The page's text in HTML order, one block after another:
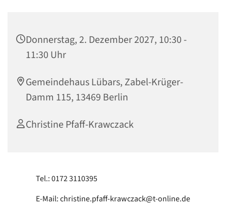
Donnerstag, 2. Dezember 2027, 10:30 -
11:30 Uhr
Gemeindehaus Lübars, Zabel-Krüger-
Damm 115, 13469 Berlin
Christine Pfaff-Krawczack
Tel.: 0172 3110395
E-Mail: christine.pfaff-krawczack@t-online.de